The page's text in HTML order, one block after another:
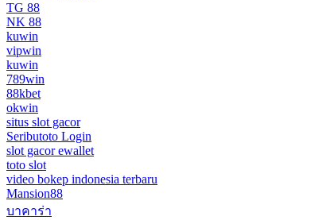
TG 88
NK 88
kuwin
vipwin
kuwin
789win
88kbet
okwin
situs slot gacor
Seributoto Login
slot gacor ewallet
toto slot
video bokep indonesia terbaru
Mansion88
บาคาร่า